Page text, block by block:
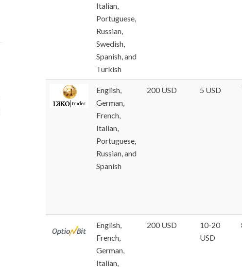
Italian,
Portuguese,
Russian,
Swedish,
Spanish, and
Turkish
English,
German,
French,
Italian,
Portuguese,
Russian, and
Spanish
200 USD 5 USD
English,
French,
German,
Italian,
200 USD
10-20
USD